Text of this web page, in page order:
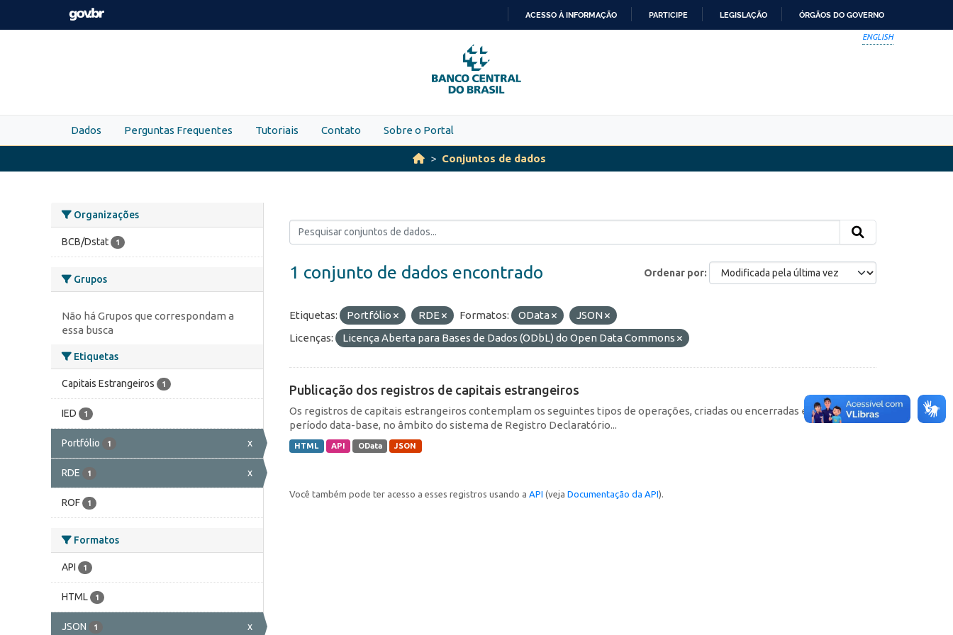
Skip to main content
PARA
O
CONTEÚDO
ACESSO À INFORMAÇÃO PARTICIPE LEGISLAÇÃO ÓRGÃOS DO GOVERNO
ENGLISH
Dados Perguntas Frequentes Tutoriais Contato Sobre o Portal
Conjuntos de dados
Organizações
BCB/Dstat 1
Grupos
Não há Grupos que correspondam a
essa busca
Etiquetas
Capitais Estrangeiros 1
IED 1
Portfólio 1 x
RDE 1 x
ROF 1
Formatos
API 1
HTML 1
JSON 1 x
Ordenar por
1 conjunto de dados encontrado
Etiquetas: Portfólio RDE Formatos: OData
JSON
Licenças:
Licença Aberta para Bases de Dados (ODbL) do Open Data Commons
Publicação dos registros de capitais estrangeiros
Os registros de capitais estrangeiros contemplam os seguintes tipos de operações, criadas ou encerradas em cada
período data-base, no âmbito do sistema de Registro Declaratório...
HTML API OData JSON
Você também pode ter acesso a esses registros usando a API (veja Documentação da API).